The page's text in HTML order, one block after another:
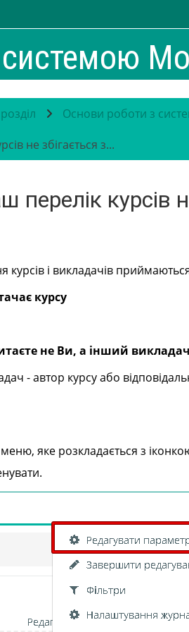
Основи роботи з
не збігається з...
курсів
курсів і викладачів
курсу
не Ви, а інший
- автор курсу або
яке розкладається з